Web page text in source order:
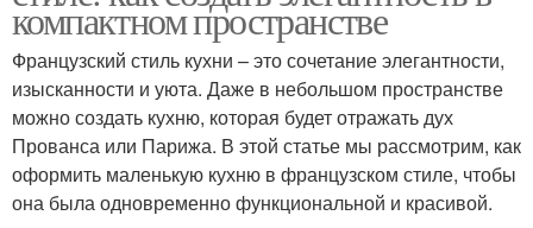
компактном пространстве
Французский стиль кухни – это сочетание элегантности,
изысканности и уюта. Даже в небольшом пространстве
можно создать кухню, которая будет отражать дух
Прованса или Парижа. В этой статье мы рассмотрим, как
оформить маленькую кухню в французском стиле, чтобы
она была одновременно функциональной и красивой.